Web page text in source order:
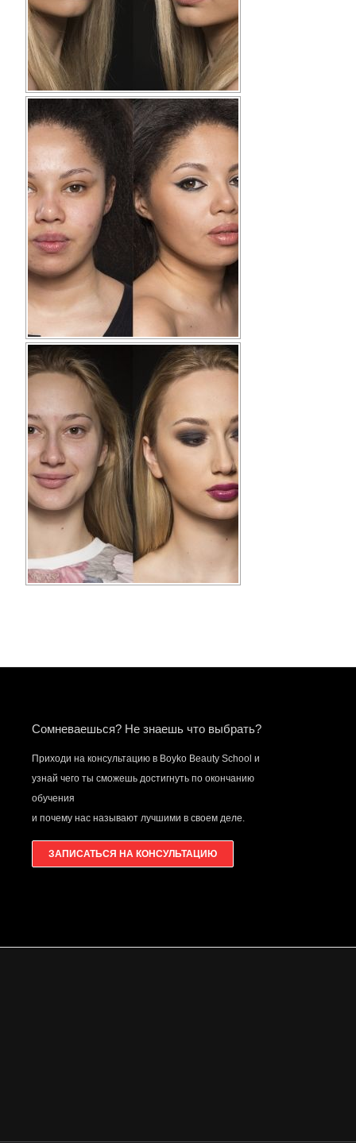
Сомневаешься? Не знаешь что выбрать?
Приходи на консультацию в Boyko Beauty School и
узнай чего ты сможешь достигнуть по окончанию
обучения
и почему нас называют лучшими в своем деле.
ЗАПИСАТЬСЯ НА КОНСУЛЬТАЦИЮ